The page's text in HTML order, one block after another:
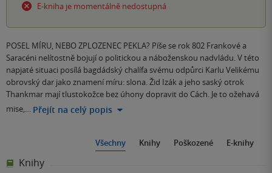
E-kniha je momentálně nedostupná
POSEL MÍRU, NEBO ZPLOZENEC PEKLA? Píše se rok 802 Frankové a
Saracéni nelítostně bojují o politickou a náboženskou nadvládu. V této
napjaté situaci posílá bagdádský chalífa svému odpůrci Karlu Velikému
obrovský dar jako znamení míru: slona. Žid Izák a jeho saský otrok
Thankmar mají tlustokožce bez úhony dopravit do Cách. Je to ožehavá
mise,… Přejít na celý popis
Všechny Knihy Poškozené E-knihy
Knihy